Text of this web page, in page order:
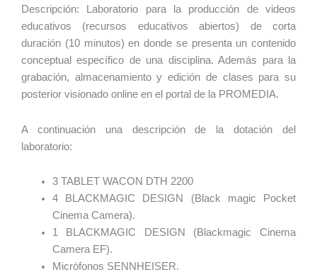
Descripción: Laboratorio para la producción de videos
educativos (recursos educativos abiertos) de corta
duración (10 minutos) en donde se presenta un contenido
conceptual específico de una disciplina. Además para la
grabación, almacenamiento y edición de clases para su
posterior visionado online en el portal de la PROMEDIA.
A continuación una descripción de la dotación del
laboratorio:
3 TABLET WACON DTH 2200
4 BLACKMAGIC DESIGN (Black magic Pocket
Cinema Camera).
1 BLACKMAGIC DESIGN (Blackmagic Cinema
Camera EF).
Micrófonos SENNHEISER.